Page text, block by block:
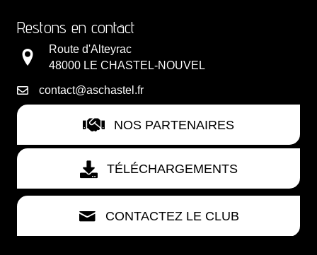
Restons en contact
Route d'Alteyrac
48000 LE CHASTEL-NOUVEL
contact@aschastel.fr
NOS PARTENAIRES
TÉLÉCHARGEMENTS
CONTACTEZ LE CLUB